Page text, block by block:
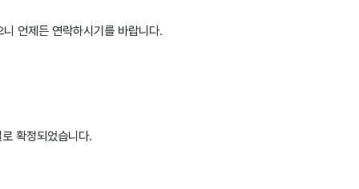
언제든 연락하시기를 바랍니다.
확정되었습니다.